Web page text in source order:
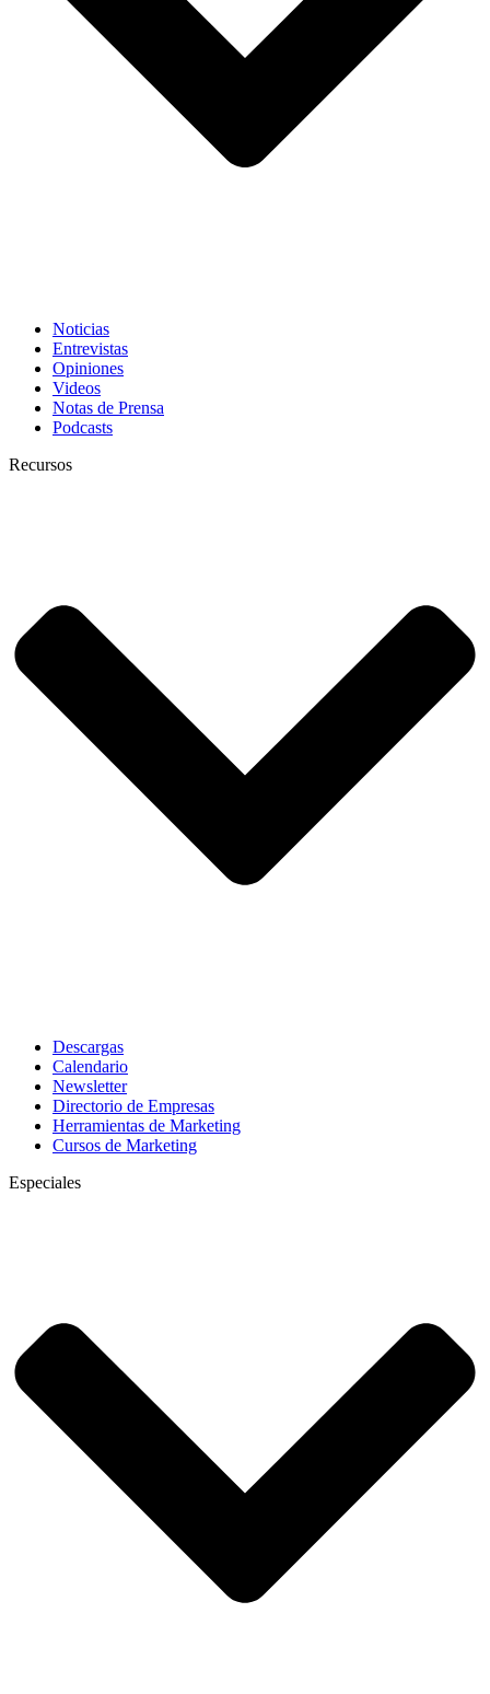
Noticias
Entrevistas
Opiniones
Videos
Notas de Prensa
Podcasts
Recursos
Descargas
Calendario
Newsletter
Directorio de Empresas
Herramientas de Marketing
Cursos de Marketing
Especiales